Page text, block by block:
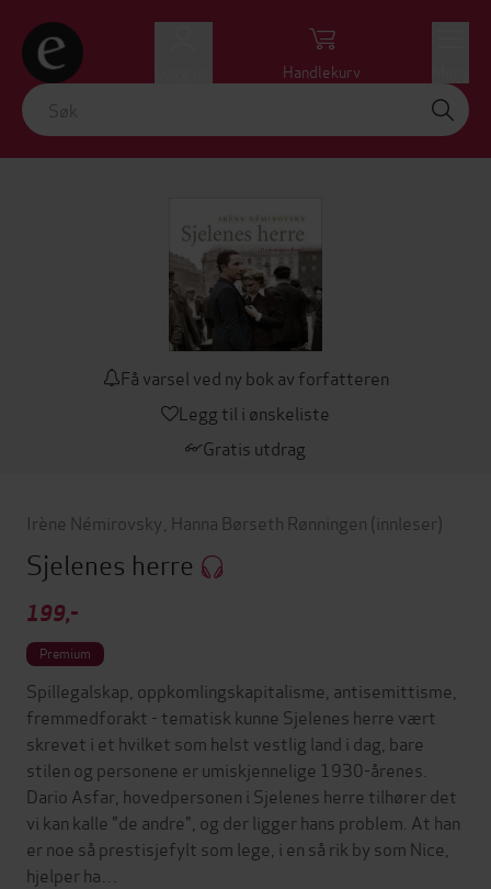
Handlekurv
Få varsel ved ny bok av forfatteren
Legg til i ønskeliste
Gratis utdrag
Irène Némirovsky Hanna Børseth Rønningen (innleser)
Sjelenes herre
199,-
Premium
Spillegalskap, oppkomlingskapitalisme, antisemittisme,
fremmedforakt - tematisk kunne Sjelenes herre vært
skrevet i et hvilket som helst vestlig land i dag, bare
stilen og personene er umiskjennelige 1930-årenes.
Dario Asfar, hovedpersonen i Sjelenes herre tilhører det
vi kan kalle "de andre", og der ligger hans problem. At han
er noe så prestisjefylt som lege, i en så rik by som Nice,
hjelper ha…